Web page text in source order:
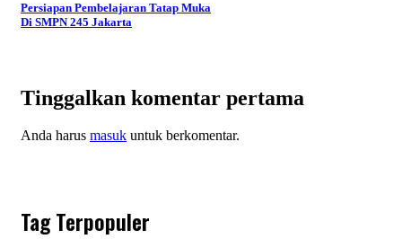
Persiapan Pembelajaran Tatap Muka
Di SMPN 245 Jakarta
Tinggalkan komentar pertama
Anda harus masuk untuk berkomentar.
Tag Terpopuler